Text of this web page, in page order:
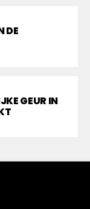
DE
GEUR IN